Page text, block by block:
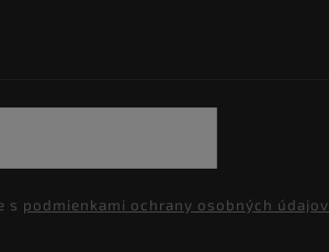
s podmienkami ochrany osobných údajov